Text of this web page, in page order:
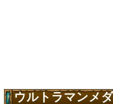
ウルトラマンメ